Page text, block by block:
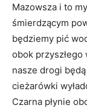
Mazowsza i to
śmierdzącym
będziemy pić
obok
nasze drogi
cieżarówki
Czarna płynie